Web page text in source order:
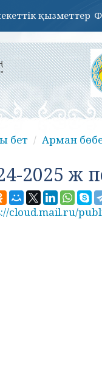
қызметтер
бет Арман
2025 ж
cloud.mail.ru/